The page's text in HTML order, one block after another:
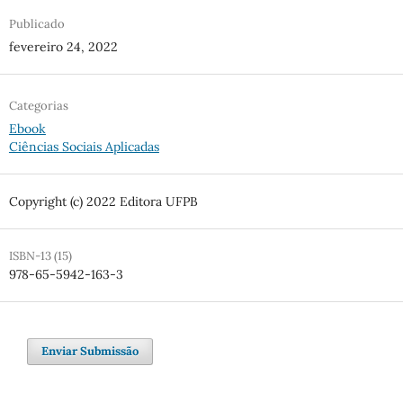
Publicado
fevereiro 24, 2022
Categorias
Ebook
Ciências Sociais Aplicadas
Copyright (c) 2022 Editora UFPB
ISBN-13 (15)
978-65-5942-163-3
Enviar Submissão